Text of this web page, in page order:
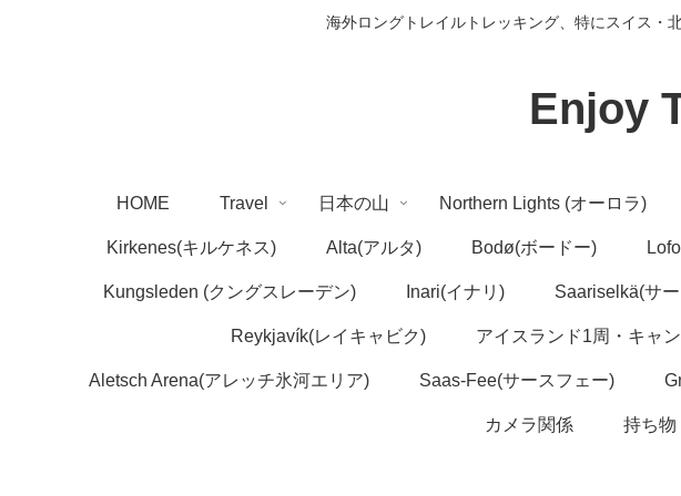
海外ロングトレイルトレッキング、特にスイス・
Enjoy
HOME Travel 日本の山 Northern Lights (オーロラ)
Kirkenes(キルケネス) Alta(アルタ) Bodø(ボードー)
Kungsleden (クングスレーデン) Inari(イナリ) Saariselkä(サ
Reykjavík(レイキャビク) アイスランド1周・キャ
Aletsch Arena(アレッチ氷河エリア) Saas-Fee(サースフェー)
カメラ関係 持ち物